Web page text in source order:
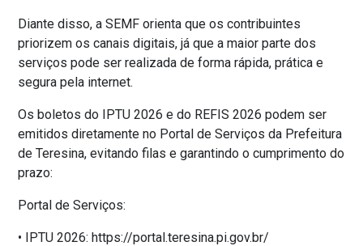
Diante disso, a SEMF orienta que os contribuintes
priorizem os canais digitais, já que a maior parte dos
serviços pode ser realizada de forma rápida, prática e
segura pela internet.
Os boletos do IPTU 2026 e do REFIS 2026 podem ser
emitidos diretamente no Portal de Serviços da Prefeitura
de Teresina, evitando filas e garantindo o cumprimento do
prazo:
Portal de Serviços:
• IPTU 2026: https://portal.teresina.pi.gov.br/